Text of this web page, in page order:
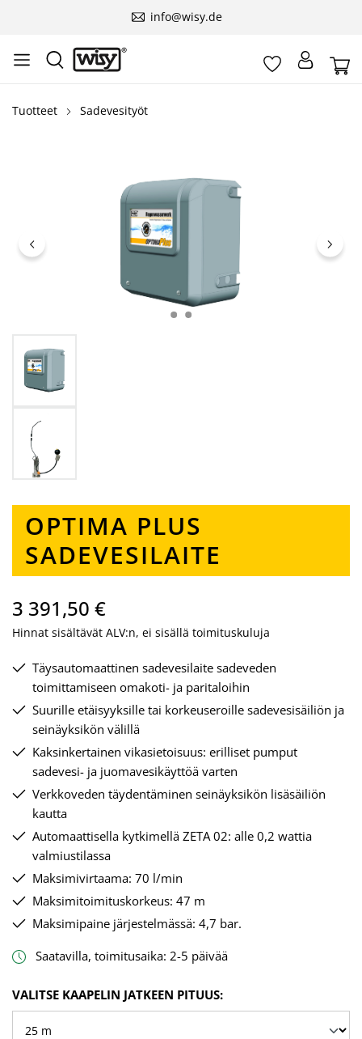
info@wisy.de
Tuotteet Sadevesityöt
OPTIMA PLUS
SADEVESILAITE
3 391,50 €
Hinnat sisältävät ALV:n, ei sisällä toimituskuluja
Täysautomaattinen sadevesilaite sadeveden
toimittamiseen omakoti- ja paritaloihin
Suurille etäisyyksille tai korkeuseroille sadevesisäiliön ja
seinäyksikön välillä
Kaksinkertainen vikasietoisuus: erilliset pumput
sadevesi- ja juomavesikäyttöä varten
Verkkoveden täydentäminen seinäyksikön lisäsäiliön
kautta
Automaattisella kytkimellä ZETA 02: alle 0,2 wattia
valmiustilassa
Maksimivirtaama: 70 l/min
Maksimitoimituskorkeus: 47 m
Maksimipaine järjestelmässä: 4,7 bar.
Saatavilla, toimitusaika: 2-5 päivää
VALITSE
VALITSE KAAPELIN JATKEEN PITUUS: